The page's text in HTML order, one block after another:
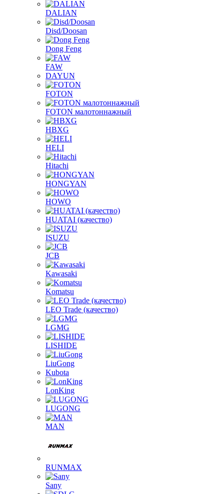
DALIAN
Disd/Doosan
Dong Feng
FAW
DAYUN
FOTON
FOTON малотоннажный
HBXG
HELI
Hitachi
HONGYAN
HOWO
HUATAI (качество)
ISUZU
JCB
Kawasaki
Komatsu
LEO Trade (качество)
LGMG
LISHIDE
LiuGong
Kubota
LonKing
LUGONG
MAN
RUNMAX
Sany